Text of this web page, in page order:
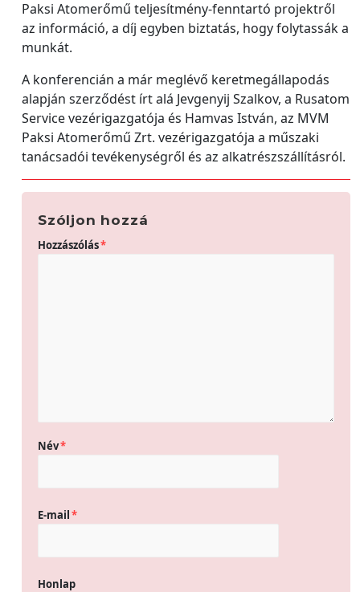
Paksi Atomerőmű teljesítmény-fenntartó projektről
az információ, a díj egyben biztatás, hogy folytassák a
munkát.
A konferencián a már meglévő keretmegállapodás
alapján szerződést írt alá Jevgenyij Szalkov, a Rusatom
Service vezérigazgatója és Hamvas István, az MVM
Paksi Atomerőmű Zrt. vezérigazgatója a műszaki
tanácsadói tevékenységről és az alkatrészszállításról.
Szóljon hozzá
Hozzászólás*
Név*
E-mail*
Honlap